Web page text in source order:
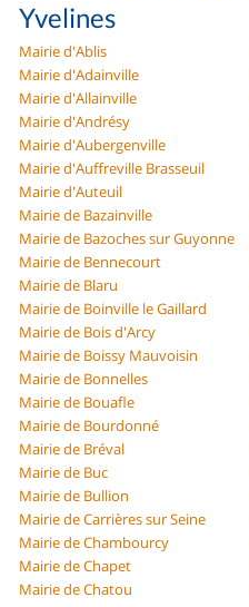
Yvelines
Mairie d'Ablis
Mairie d'Adainville
Mairie d'Allainville
Mairie d'Andrésy
Mairie d'Aubergenville
Mairie d'Auffreville Brasseuil
Mairie d'Auteuil
Mairie de Bazainville
Mairie de Bazoches sur Guyonne
Mairie de Bennecourt
Mairie de Blaru
Mairie de Boinville le Gaillard
Mairie de Bois d'Arcy
Mairie de Boissy Mauvoisin
Mairie de Bonnelles
Mairie de Bouafle
Mairie de Bourdonné
Mairie de Bréval
Mairie de Buc
Mairie de Bullion
Mairie de Carrières sur Seine
Mairie de Chambourcy
Mairie de Chapet
Mairie de Chatou